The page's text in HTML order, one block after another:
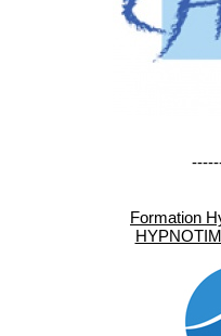
Formation